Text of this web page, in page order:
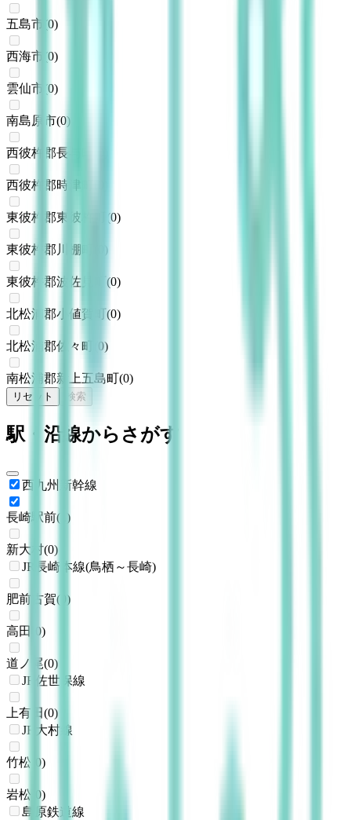
五島市 (0)
西海市 (0)
雲仙市 (0)
南島原市(0)
西彼杵郡長与町
西彼杵郡時津町
東彼杵郡東彼杵町 (0)
東彼杵郡川棚町 )
東彼杵郡波佐見町 (0)
北松浦郡小値賀町(0)
北松浦郡佐々町 0)
南松浦郡新上五島町(0)
リセット 検索
駅・沿線からさがす
西九州新幹線
長崎駅前( )
新大村(0)
JR長崎本線(鳥栖～長崎)
肥前古賀( )
高田 0)
道ノ尾(0)
JR佐世保線
上有田(0)
JR大村線
竹松 0)
岩松 0)
島原鉄道線